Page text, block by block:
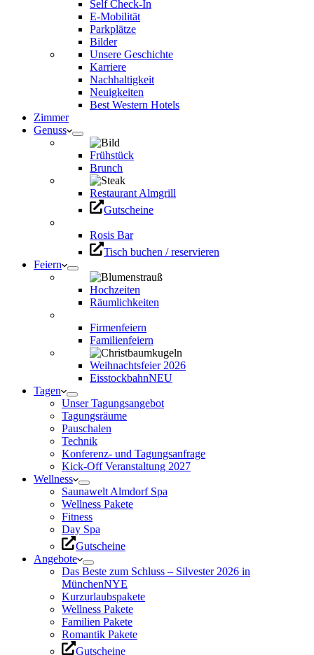
Self Check-In
E-Mobilität
Parkplätze
Bilder
Unsere Geschichte
Karriere
Nachhaltigkeit
Neuigkeiten
Best Western Hotels
Zimmer
Genuss
Frühstück
Brunch
Restaurant Almgrill
Gutscheine
Rosis Bar
Tisch buchen / reservieren
Feiern
Hochzeiten
Räumlichkeiten
Firmenfeiern
Familienfeiern
Weihnachtsfeier 2026
EisstockbahnNEU
Tagen
Unser Tagungsangebot
Tagungsräume
Pauschalen
Technik
Konferenz- und Tagungsanfrage
Kick-Off Veranstaltung 2027
Wellness
Saunawelt Almdorf Spa
Wellness Pakete
Fitness
Day Spa
Gutscheine
Angebote
Das Beste zum Schluss – Silvester 2026 in
MünchenNYE
Kurzurlaubspakete
Wellness Pakete
Familien Pakete
Romantik Pakete
Gutscheine